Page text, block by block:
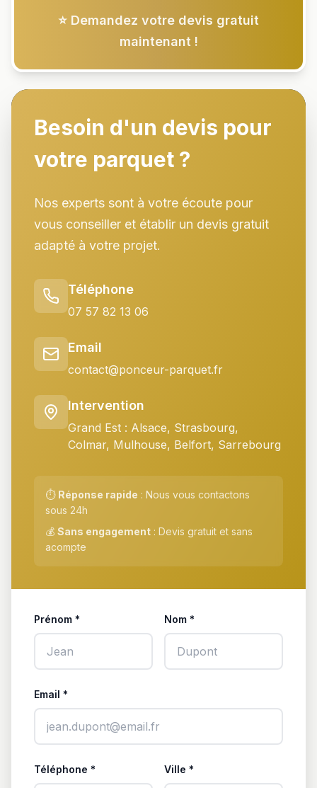
⭐ Demandez votre devis gratuit
maintenant !
Besoin d'un devis pour
votre parquet ?
Nos experts sont à votre écoute pour
vous conseiller et établir un devis gratuit
adapté à votre projet.
Téléphone
07 57 82 13 06
Email
contact@ponceur-parquet.fr
Intervention
Grand Est : Alsace, Strasbourg,
Colmar, Mulhouse, Belfort, Sarrebourg
⏱️ Réponse rapide : Nous vous contactons
sous 24h
💰 Sans engagement : Devis gratuit et sans
acompte
Prénom * Nom *
Email *
Téléphone * Ville *